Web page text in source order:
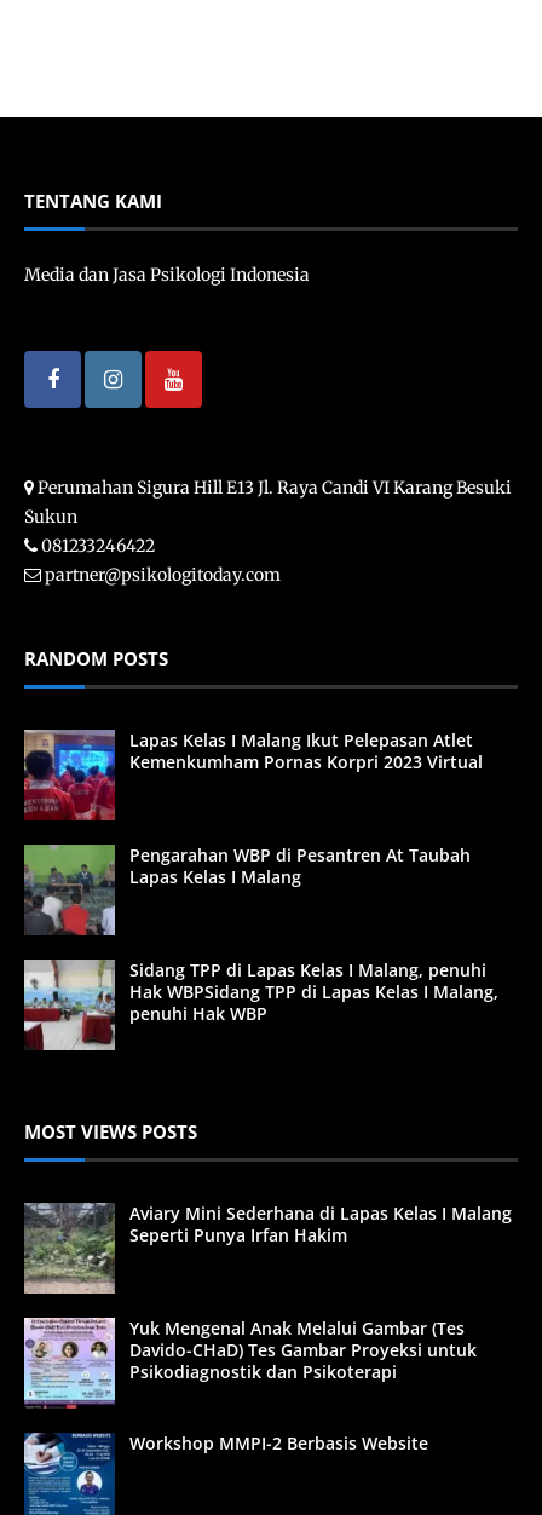
TENTANG KAMI
Media dan Jasa Psikologi Indonesia
Perumahan Sigura Hill E13 Jl. Raya Candi VI Karang Besuki
Sukun
081233246422
partner@psikologitoday.com
RANDOM POSTS
Lapas Kelas I Malang Ikut Pelepasan Atlet
Kemenkumham Pornas Korpri 2023 Virtual
Pengarahan WBP di Pesantren At Taubah
Lapas Kelas I Malang
Sidang TPP di Lapas Kelas I Malang, penuhi
Hak WBPSidang TPP di Lapas Kelas I Malang,
penuhi Hak WBP
MOST VIEWS POSTS
Aviary Mini Sederhana di Lapas Kelas I Malang
Seperti Punya Irfan Hakim
Yuk Mengenal Anak Melalui Gambar (Tes
Davido-CHaD) Tes Gambar Proyeksi untuk
Psikodiagnostik dan Psikoterapi
Workshop MMPI-2 Berbasis Website